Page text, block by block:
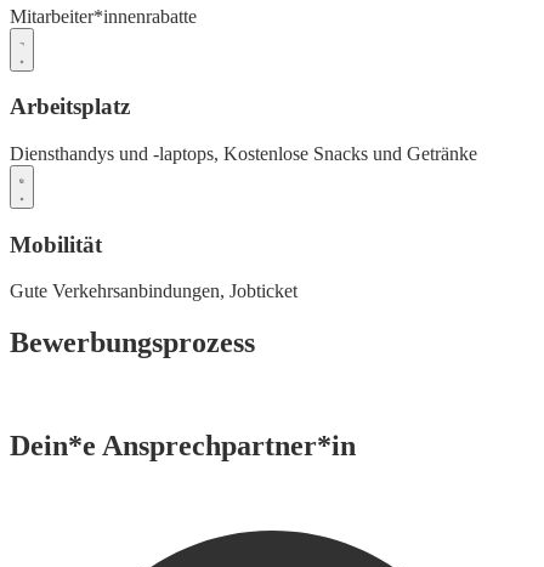
Mitarbeiter*innenrabatte
Arbeitsplatz
Diensthandys und -laptops, Kostenlose Snacks und Getränke
Mobilität
Gute Verkehrsanbindungen, Jobticket
Bewerbungsprozess
Dein*e Ansprechpartner*in